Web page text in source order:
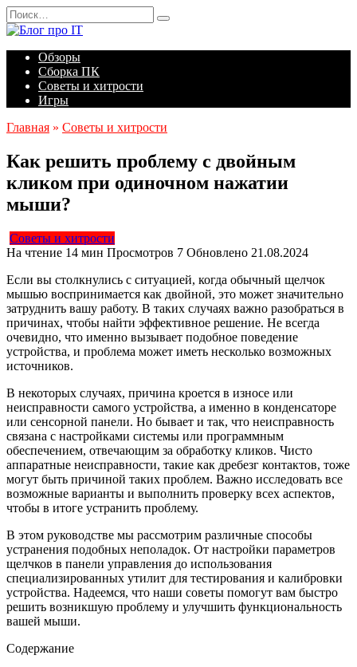
Перейти
к
содержанию
Search
for:
Обзоры
Сборка ПК
Советы и хитрости
Игры
Главная » Советы и хитрости
Как решить проблему с двойным
кликом при одиночном нажатии
мыши?
Советы и хитрости
На чтение 14 мин Просмотров 7 Обновлено 21.08.2024
Если вы столкнулись с ситуацией, когда обычный щелчок
мышью воспринимается как двойной, это может значительно
затруднить вашу работу. В таких случаях важно разобраться в
причинах, чтобы найти эффективное решение. Не всегда
очевидно, что именно вызывает подобное поведение
устройства, и проблема может иметь несколько возможных
источников.
В некоторых случаях, причина кроется в износе или
неисправности самого устройства, а именно в конденсаторе
или сенсорной панели. Но бывает и так, что неисправность
связана с настройками системы или программным
обеспечением, отвечающим за обработку кликов. Чисто
аппаратные неисправности, такие как дребезг контактов, тоже
могут быть причиной таких проблем. Важно исследовать все
возможные варианты и выполнить проверку всех аспектов,
чтобы в итоге устранить проблему.
В этом руководстве мы рассмотрим различные способы
устранения подобных неполадок. От настройки параметров
щелчков в панели управления до использования
специализированных утилит для тестирования и калибровки
устройства. Надеемся, что наши советы помогут вам быстро
решить возникшую проблему и улучшить функциональность
вашей мыши.
Содержание